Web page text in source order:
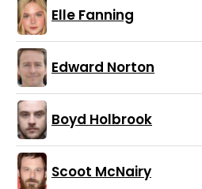
Elle Fanning
Edward Norton
Boyd Holbrook
Scoot McNairy